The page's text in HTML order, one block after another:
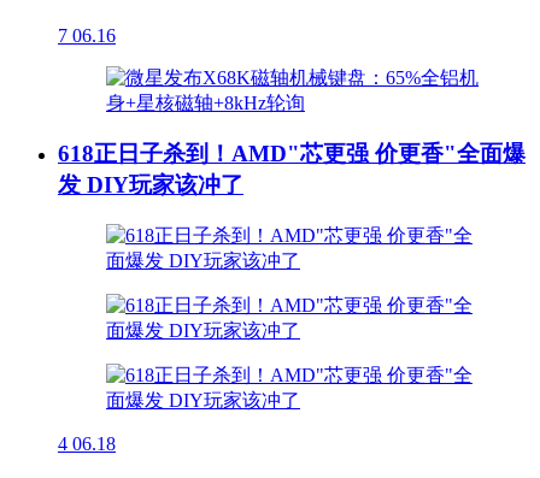
7 06.16
618正日子杀到！AMD"芯更强 价更香"全面爆
发 DIY玩家该冲了
4 06.18